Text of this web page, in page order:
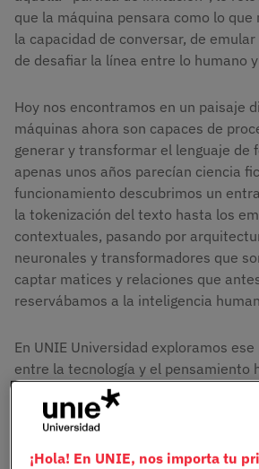
que la máquina pensara como lo que
la capacidad de conversar, de
de desafiar la línea entre lo humano
Hoy nos encontramos en un paisaje
máquinas ahora son capaces de
generar y transformar el lenguaje de
apenas unos años parecían ciencia
funcionamiento descubrimos un
la tokenización del texto hasta los
contextuales, pasando por
neuronales y transformadores que
captar matices y relaciones que
reservábamos a la inteligencia
En UNIE Universidad exploramos
entre la tecnología y el pensamiento
Máster en Inteligencia Artificial
formamos a profesionales capaces
y aplicar estas herramientas con una
estratégica y creativa.
¡Hola! En UNIE, nos importa tu